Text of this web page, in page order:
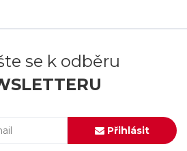
se k odběru
Přihlásit